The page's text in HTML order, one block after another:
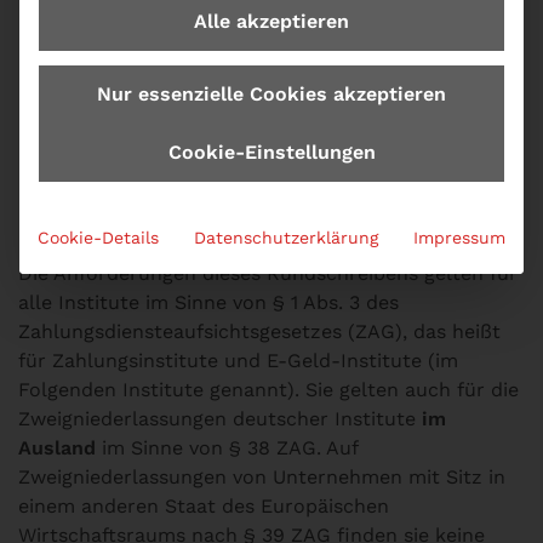
ZAIT: Welche Regelungen sind
Die Anforderungen dieses Rundschreibens gelten für
alle Institute im Sinne von § 1 Abs. 3 des
Zahlungsdiensteaufsichtsgesetzes (ZAG), das heißt
für Zahlungsinstitute und E-Geld-Institute (im
Folgenden Institute genannt). Sie gelten auch für die
Zweigniederlassungen deutscher Institute im
Ausland im Sinne von § 38 ZAG. Auf
Zweigniederlassungen von Unternehmen mit Sitz in
einem anderen Staat des Europäischen
Wirtschaftsraums nach § 39 ZAG finden sie keine
Alle akzeptieren
Nur essenzielle Cookies akzeptieren
Cookie-Einstellungen
Cookie-Details Datenschutzerklärung Impressum